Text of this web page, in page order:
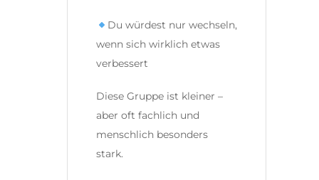
Du würdest nur wechseln,
wenn sich wirklich etwas
verbessert
Diese Gruppe ist kleiner –
aber oft fachlich und
menschlich besonders
stark.